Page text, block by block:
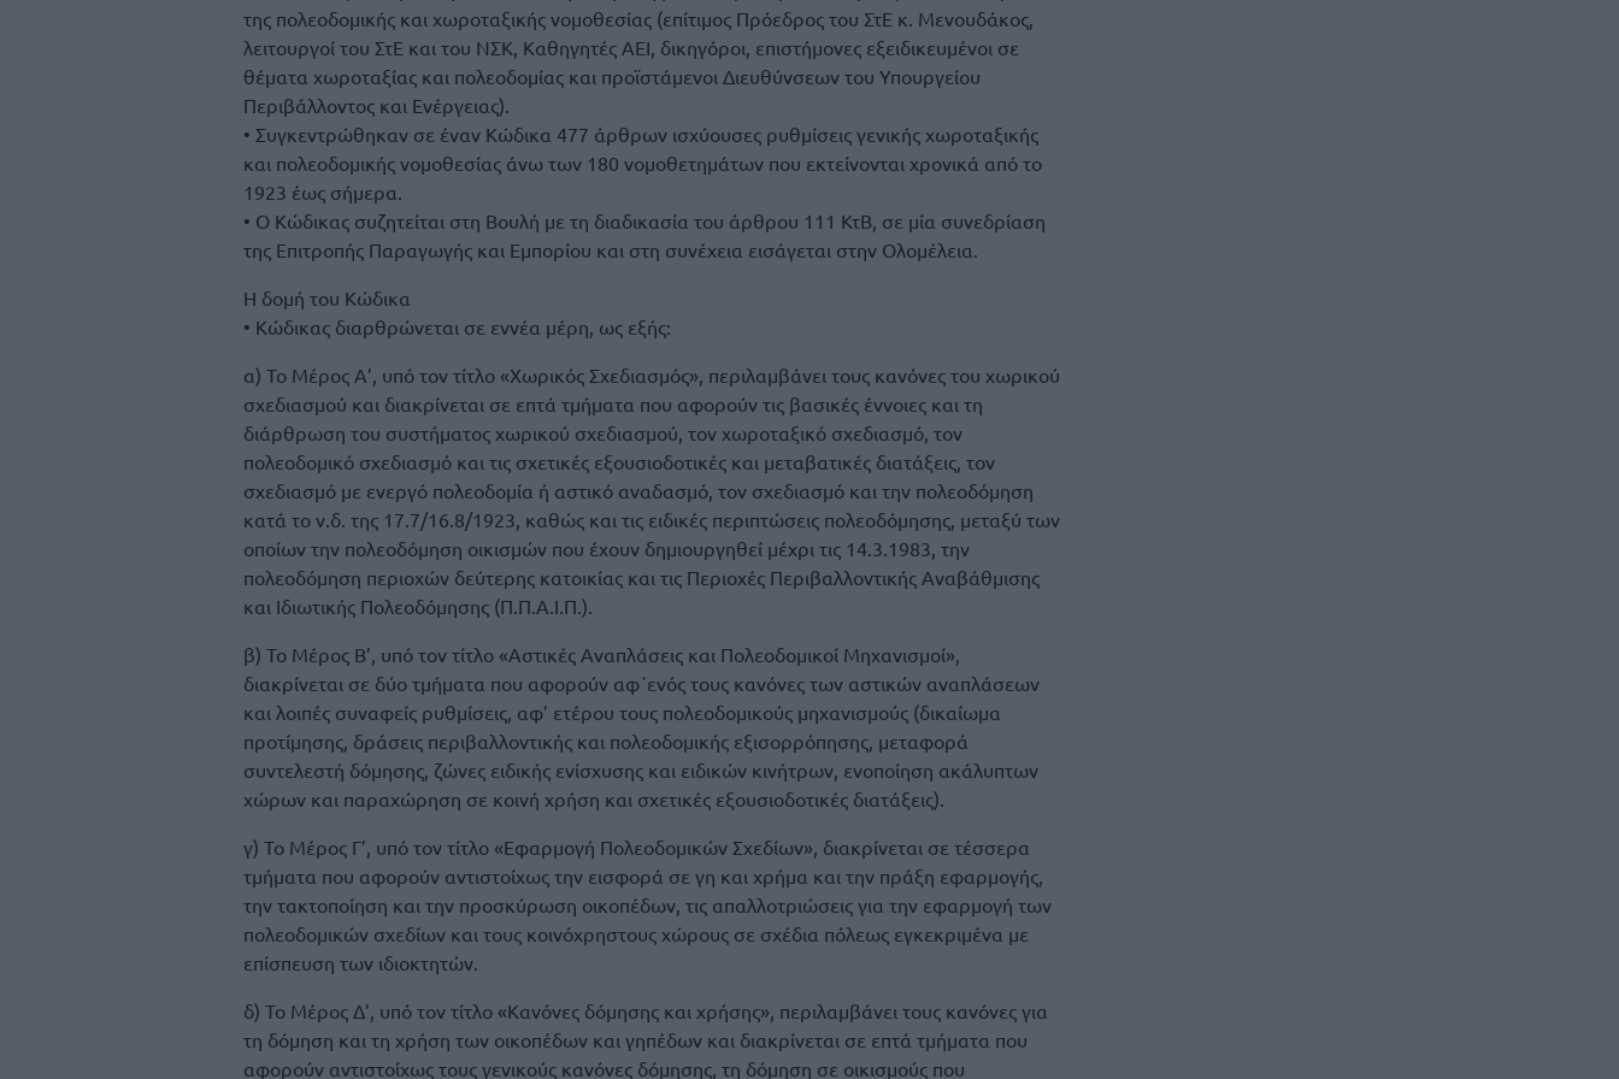
της πολεοδομικής και χωροταξικής νομοθεσίας (επίτιμος Πρόεδρος του ΣτΕ κ. Μενουδάκος,
λειτουργοί του ΣτΕ και του ΝΣΚ, Καθηγητές ΑΕΙ, δικηγόροι, επιστήμονες εξειδικευμένοι σε
θέματα χωροταξίας και πολεοδομίας και προϊστάμενοι Διευθύνσεων του Υπουργείου
Περιβάλλοντος και Ενέργειας).
• Συγκεντρώθηκαν σε έναν Κώδικα 477 άρθρων ισχύουσες ρυθμίσεις γενικής χωροταξικής
και πολεοδομικής νομοθεσίας άνω των 180 νομοθετημάτων που εκτείνονται χρονικά από το
1923 έως σήμερα.
• Ο Κώδικας συζητείται στη Βουλή με τη διαδικασία του άρθρου 111 ΚτΒ, σε μία συνεδρίαση
της Επιτροπής Παραγωγής και Εμπορίου και στη συνέχεια εισάγεται στην Ολομέλεια.
Η δομή του Κώδικα
• Κώδικας διαρθρώνεται σε εννέα μέρη, ως εξής:
α) Το Μέρος Α’, υπό τον τίτλο «Χωρικός Σχεδιασμός», περιλαμβάνει τους κανόνες του χωρικού
σχεδιασμού και διακρίνεται σε επτά τμήματα που αφορούν τις βασικές έννοιες και τη
διάρθρωση του συστήματος χωρικού σχεδιασμού, τον χωροταξικό σχεδιασμό, τον
πολεοδομικό σχεδιασμό και τις σχετικές εξουσιοδοτικές και μεταβατικές διατάξεις, τον
σχεδιασμό με ενεργό πολεοδομία ή αστικό αναδασμό, τον σχεδιασμό και την πολεοδόμηση
κατά το ν.δ. της 17.7/16.8/1923, καθώς και τις ειδικές περιπτώσεις πολεοδόμησης, μεταξύ των
οποίων την πολεοδόμηση οικισμών που έχουν δημιουργηθεί μέχρι τις 14.3.1983, την
πολεοδόμηση περιοχών δεύτερης κατοικίας και τις Περιοχές Περιβαλλοντικής Αναβάθμισης
και Ιδιωτικής Πολεοδόμησης (Π.Π.Α.Ι.Π.).
β) Το Μέρος Β’, υπό τον τίτλο «Αστικές Αναπλάσεις και Πολεοδομικοί Μηχανισμοί»,
διακρίνεται σε δύο τμήματα που αφορούν αφ΄ενός τους κανόνες των αστικών αναπλάσεων
και λοιπές συναφείς ρυθμίσεις, αφ’ ετέρου τους πολεοδομικούς μηχανισμούς (δικαίωμα
προτίμησης, δράσεις περιβαλλοντικής και πολεοδομικής εξισορρόπησης, μεταφορά
συντελεστή δόμησης, ζώνες ειδικής ενίσχυσης και ειδικών κινήτρων, ενοποίηση ακάλυπτων
χώρων και παραχώρηση σε κοινή χρήση και σχετικές εξουσιοδοτικές διατάξεις).
γ) Το Μέρος Γ’, υπό τον τίτλο «Εφαρμογή Πολεοδομικών Σχεδίων», διακρίνεται σε τέσσερα
τμήματα που αφορούν αντιστοίχως την εισφορά σε γη και χρήμα και την πράξη εφαρμογής,
την τακτοποίηση και την προσκύρωση οικοπέδων, τις απαλλοτριώσεις για την εφαρμογή των
πολεοδομικών σχεδίων και τους κοινόχρηστους χώρους σε σχέδια πόλεως εγκεκριμένα με
επίσπευση των ιδιοκτητών.
δ) Το Μέρος Δ’, υπό τον τίτλο «Κανόνες δόμησης και χρήσης», περιλαμβάνει τους κανόνες για
τη δόμηση και τη χρήση των οικοπέδων και γηπέδων και διακρίνεται σε επτά τμήματα που
αφορούν αντιστοίχως τους γενικούς κανόνες δόμησης, τη δόμηση σε οικισμούς που